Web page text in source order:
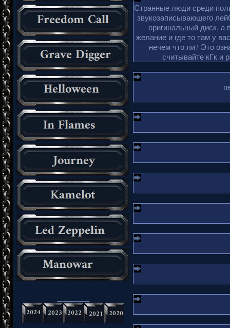
Странные люди среди
звукозаписывающего
оригинальный диск, а
желание и где то там у
нечем что ли? Это
считывайте кГк и